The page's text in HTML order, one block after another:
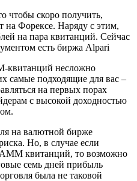
чтобы скоро получить,
Форексе. Наряду с этим,
на пара квитанций. Сейчас
есть биржа Alpari
несложно
самые подходящие для вас –
на первых порах
с высокой доходностью
на валютной бирже
Но, в случае если
квитанций, то возможно
семь дней прибыль
была не таковой